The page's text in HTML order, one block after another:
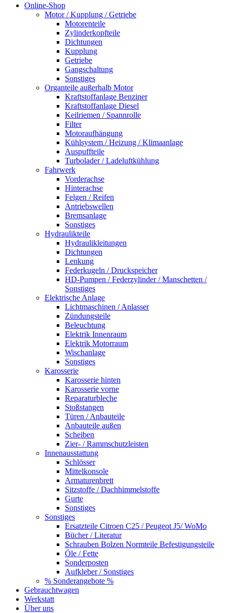
Online-Shop
Motor / Kupplung / Getriebe
Motorenteile
Zylinderkopfteile
Dichtungen
Kupplung
Getriebe
Gangschaltung
Sonstiges
Organteile außerhalb Motor
Kraftstoffanlage Benziner
Kraftstoffanlage Diesel
Keilriemen / Spannrolle
Filter
Motoraufhängung
Kühlsystem / Heizung / Klimaanlage
Auspuffteile
Turbolader / Ladeluftkühlung
Fahrwerk
Vorderachse
Hinterachse
Felgen / Reifen
Antriebswellen
Bremsanlage
Sonstiges
Hydraulikteile
Hydraulikleitungen
Dichtungen
Lenkung
Federkugeln / Druckspeicher
HD-Pumpen / Federzylinder / Manschetten /
Sonstiges
Elektrische Anlage
Lichtmaschinen / Anlasser
Zündungsteile
Beleuchtung
Elektrik Innenraum
Elektrik Motorraum
Wischanlage
Sonstiges
Karosserie
Karosserie hinten
Karosserie vorne
Reparaturbleche
Stoßstangen
Türen / Anbauteile
Anbauteile außen
Scheiben
Zier- / Rammschutzleisten
Innenausstattung
Schlösser
Mittelkonsole
Armaturenbrett
Sitzstoffe / Dachhimmelstoffe
Gurte
Sonstiges
Sonstiges
Ersatzteile Citroen C25 / Peugeot J5/ WoMo
Bücher / Literatur
Schrauben Bolzen Normteile Befestigungsteile
Öle / Fette
Sonderposten
Aufkleber / Sonstiges
% Sonderangebote %
Gebrauchtwagen
Werkstatt
Über uns